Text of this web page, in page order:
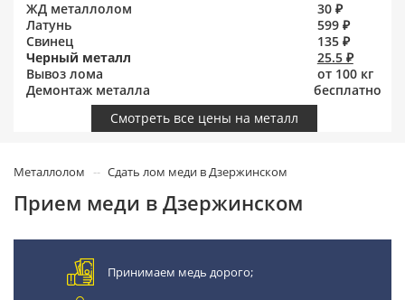
ЖД металлолом
30 ₽
Латунь
599 ₽
Свинец
135 ₽
Черный металл
25.5 ₽
Вывоз лома
от 100 кг
Демонтаж металла
бесплатно
Смотреть все цены на металл
Металлолом Сдать лом меди в Дзержинском
Прием меди в Дзержинском
Принимаем медь дорого;